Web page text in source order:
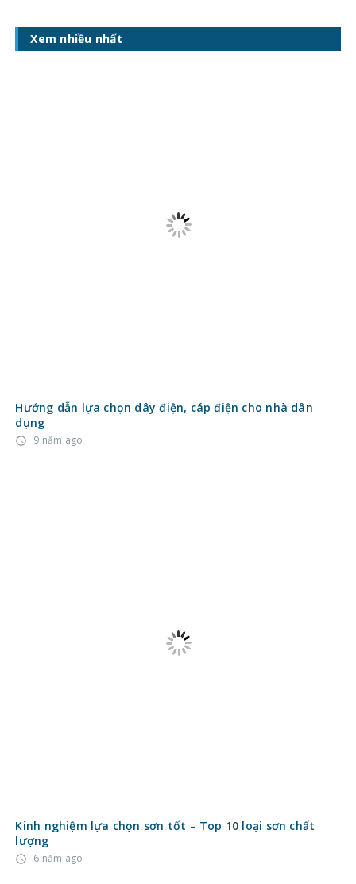
Xem nhiều nhất
Hướng dẫn lựa chọn dây điện, cáp điện cho nhà dân
dụng
access_time 9 năm ago
Kinh nghiệm lựa chọn sơn tốt – Top 10 loại sơn chất
lượng
access_time 6 năm ago